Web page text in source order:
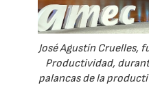
José Agustín Cruelles,
Productividad,
palancas de la